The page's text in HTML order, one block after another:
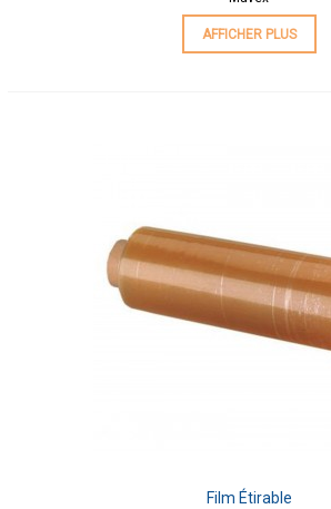
AFFICHER PLUS
Film Étirable